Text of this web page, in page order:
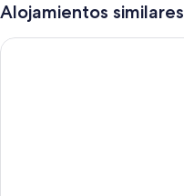
Alojamientos similares
Hotel Porta Fira